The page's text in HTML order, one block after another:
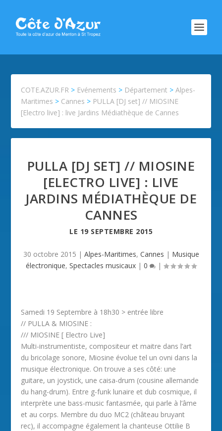
COTE.AZUR.FR > Evénements > Département >Alpes-
Maritimes > Cannes > PULLA [DJ set] // MIOSINE
[Electro live] : live Jardins Médiathèque de Cannes
PULLA [DJ SET] // MIOSINE
[ELECTRO LIVE] : LIVE
JARDINS MÉDIATHÈQUE DE
CANNES
LE 19 SEPTEMBRE 2015
30 octobre 2015 | Alpes-Maritimes, Cannes | Musique
électronique, Spectacles musicaux | 0 |
Samedi 19 Septembre à 18h30 > entrée libre
// PULLA & MIOSINE :
/// MIOSINE [ Electro Live]
Multi-instrumentiste, compositeur et maitre dans l’art
du bricolage sonore, Miosine évolue tel un ovni dans la
musique électronique. On trouve a ses côté: une
guitare, un joystick, une caisa-drum (cousine allemande
du hang-drum). Entre g-funk lunaire et dub cosmique, il
interprète une bass-music fantasmée, qui parle à l’âme
et au corps. Membre du duo MC2 (château bruyant
rec), il accompagne également la chanteuse Ottilie B